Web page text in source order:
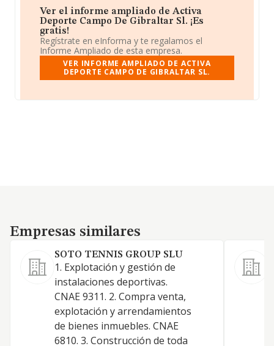
Ver el informe ampliado de Activa
Deporte Campo De Gibraltar Sl. ¡Es
gratis!
Regístrate en eInforma y te regalamos el
Informe Ampliado de esta empresa.
VER INFORME AMPLIADO DE ACTIVA
DEPORTE CAMPO DE GIBRALTAR SL.
Empresas similares
Empresas similares
SOTO TENNIS GROUP SLU
1. Explotación y gestión de
instalaciones deportivas.
CNAE 9311. 2. Compra venta,
explotación y arrendamientos
de bienes inmuebles. CNAE
6810. 3. Construcción de toda